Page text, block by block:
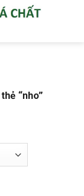
“nho”